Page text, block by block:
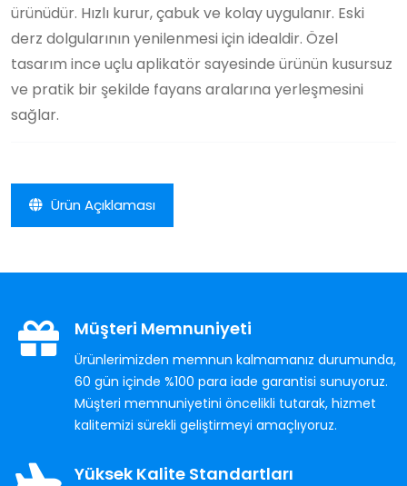
ürünüdür. Hızlı kurur, çabuk ve kolay uygulanır. Eski
derz dolgularının yenilenmesi için idealdir. Özel
tasarım ince uçlu aplikatör sayesinde ürünün kusursuz
ve pratik bir şekilde fayans aralarına yerleşmesini
sağlar.
Ürün Açıklaması
Müşteri Memnuniyeti
Ürünlerimizden memnun kalmamanız durumunda,
60 gün içinde %100 para iade garantisi sunuyoruz.
Müşteri memnuniyetini öncelikli tutarak, hizmet
kalitemizi sürekli geliştirmeyi amaçlıyoruz.
Yüksek Kalite Standartları